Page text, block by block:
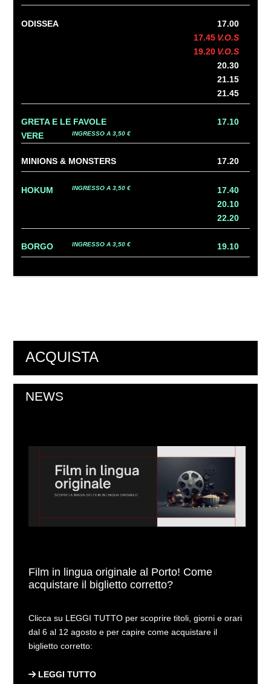
ODISSEA
17.00
17.45 V.O.S
19.20 V.O.S
20.30
21.15
21.45
GRETA E LE FAVOLE
VERE
INGRESSO A 3,50 €
17.10
MINIONS & MONSTERS 17.20
HOKUM INGRESSO A 3,50 €
17.40
20.10
22.20
BORGO INGRESSO A 3,50 € 19.10
ACQUISTA
NEWS
Film in lingua originale al Porto! Come
acquistare il biglietto corretto?
Clicca su LEGGI TUTTO per scoprire titoli, giorni e orari
dal 6 al 12 agosto e per capire come acquistare il
biglietto corretto:
LEGGI TUTTO